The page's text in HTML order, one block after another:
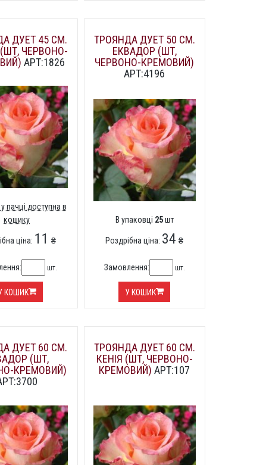
ДУЕТ 45 СМ.
(ШТ, ЧЕРВОНО-
АРТ:1826
у пачці доступна в
кошику
ціна: 11 ₴
шт.
КОШИК
ТРОЯНДА ДУЕТ 50 СМ.
ЕКВАДОР (ШТ,
ЧЕРВОНО-КРЕМОВИЙ)
АРТ:4196
В упаковці 25шт
Роздрібна ціна: 34 ₴
Замовлення: шт.
У КОШИК
ДУЕТ 60 СМ.
(ШТ,
КРЕМОВИЙ)
ТРОЯНДА ДУЕТ 60 СМ.
КЕНІЯ (ШТ, ЧЕРВОНО-
КРЕМОВИЙ) АРТ:107